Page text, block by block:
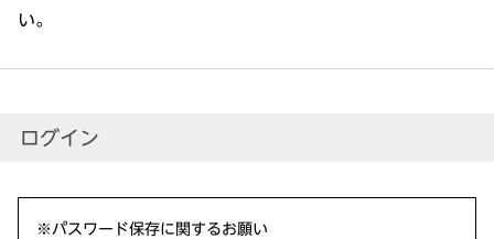
い。
ログイン
※パスワード保存に関するお願い